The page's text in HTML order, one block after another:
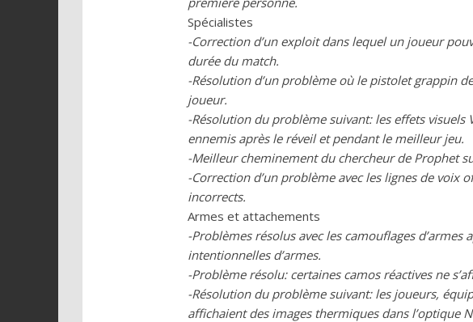
Spécialistes
-Correction d’un exploit dans lequel un joueur
durée du match.
-Résolution d’un problème où le pistolet grappin
joueur.
-Résolution du problème suivant: les effets visuels
ennemis après le réveil et pendant le meilleur jeu.
-Meilleur cheminement du chercheur de Prophet
-Correction d’un problème avec les lignes de voix
incorrects.
Armes et attachements
-Problèmes résolus avec les camouflages
intentionnelles d’armes.
-Problème résolu: certaines camos réactives ne
-Résolution du problème suivant: les joueurs,
affichaient des images thermiques dans l’optique